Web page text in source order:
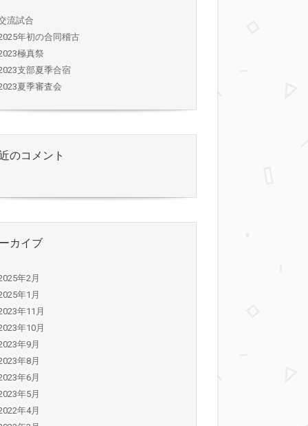
流試合
年初の合同稽古
極真祭
支部夏季合宿
夏季審査会
のコメント
カイブ
年2月
年1月
年11月
年10月
年9月
年8月
年6月
年5月
年4月